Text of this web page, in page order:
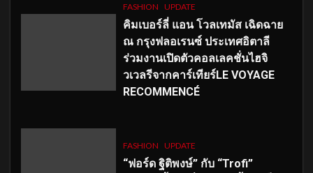
FASHION UPDATE
คิมเบอร์ลี่ แอน โวลเทมัส เฉิดฉาย
ณ กรุงฟลอเรนซ์ ประเทศอิตาลี
ร่วมงานเปิดตัวคอลเลคชั่นไฮจิ
วเวลรีจากคาร์เทียร์LE VOYAGE
RECOMMENCÉ
FASHION UPDATE
“ฟอร์ด ฐิติพงษ์” กับ “Trofi”